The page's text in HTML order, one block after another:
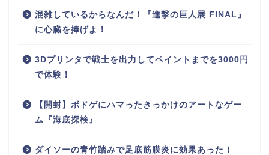
混雑しているからなんだ！『進撃の巨人展 FINAL』
に心臓を捧げよ！
3Dプリンタで戦士を出力してペイントまでを3000円
で体験！
【開封】ボドゲにハマったきっかけのアートなゲー
ム『海底探検』
ダイソーの青竹踏みで足底筋膜炎に効果あった！